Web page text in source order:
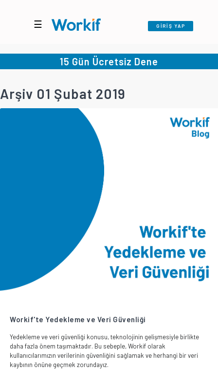
☰ GİRİŞ YAP
15 Gün Ücretsiz Dene
Arşiv 01 Şubat 2019
Workif'te Yedekleme ve Veri Güvenliği
Yedekleme ve veri güvenliği konusu, teknolojinin gelişmesiyle birlikte
daha fazla önem taşımaktadır. Bu sebeple, Workif olarak
kullanıcılarımızın verilerinin güvenliğini sağlamak ve herhangi bir veri
kaybının önüne geçmek zorundayız.